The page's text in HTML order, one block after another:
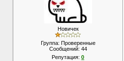
Новичек
Группа: Проверенные
Сообщений: 44
Репутация:0